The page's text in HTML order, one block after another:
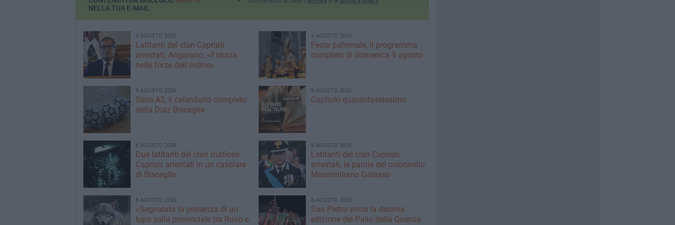
NELLA TUA E-MAIL
9 AGOSTO 2026
Latitanti del clan Capriati
arrestati, Angarano: «Fiducia
nelle forze dell'ordine»
9 AGOSTO 2026
Festa patronale, il programma
completo di domenica 9 agosto
9 AGOSTO 2026
Serie A2, il calendario completo
della Diaz Bisceglie
9 AGOSTO 2026
Capitolo quarantaseiesimo
8 AGOSTO 2026
Due latitanti del clan mafioso
Capriati arrestati in un casolare
di Bisceglie
8 AGOSTO 2026
Latitanti del clan Capriati
arrestati, le parole del colonnello
Massimiliano Galasso
8 AGOSTO 2026
«Segnalata la presenza di un
lupo sulla provinciale tra Ruvo e
8 AGOSTO 2026
San Pietro vince la decima
edizione del Palio della Quercia